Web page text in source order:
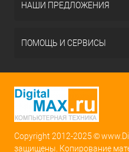
НАШИ ПРЕДЛОЖЕНИЯ
ПОМОЩЬ И СЕРВИСЫ
Copyright 2012-2025 ©
защищены. Копирование